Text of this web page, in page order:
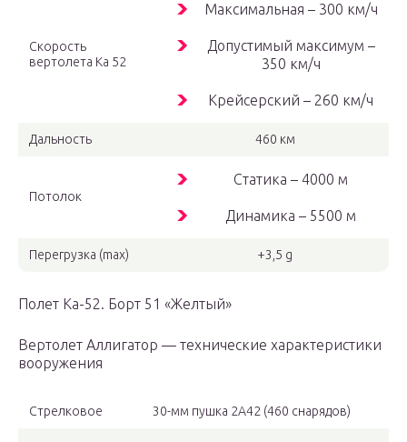
Скорость
вертолета Ка 52
Максимальная – 300 км/ч
Допустимый максимум –
350 км/ч
Крейсерский – 260 км/ч
Дальность 460 км
Потолок
Статика – 4000 м
Динамика – 5500 м
Перегрузка (max) +3,5 g
Полет Ка-52. Борт 51 «Желтый»
Вертолет Аллигатор — технические характеристики
вооружения
Стрелковое 30-мм пушка 2А42 (460 снарядов)